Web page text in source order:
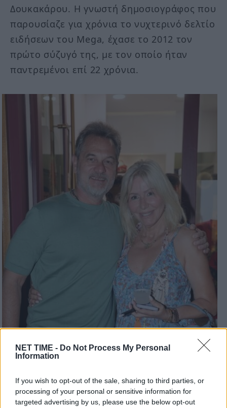
NET TIME - Do Not Process My Personal
Information
If you wish to opt-out of the sale, sharing to third parties, or
processing of your personal or sensitive information for
targeted advertising by us, please use the below opt-out
Δουκακάρου. Η γνωστή δημοσιογράφος που
παρουσίαζε για χρόνια το νυχτερινό δελτίο
ειδήσεων του Mega, έχασε το 2012 τον
πρώτο σύζυγό της, με τον οποίο ήταν
παντρεμένοι επί 22 χρόνια.